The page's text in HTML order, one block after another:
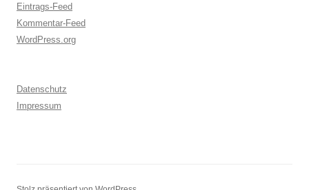
Eintrags-Feed
Kommentar-Feed
WordPress.org
Datenschutz
Impressum